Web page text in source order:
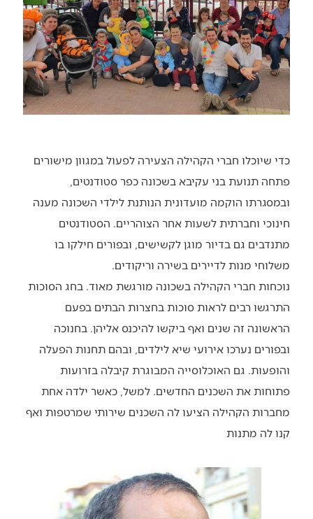
כדי שיוכלו חברי הקהילה הצעירה לפעול במגוון מישורים
פתחה תנועת בני עקיבא בשכונה כפר סטודנטים,
ובמסגרתו הוקמה מועדונית הנותנת לילדי השכונה מענה
חינוכי וחברתית לשעות אחר הצוהריים. הסטודנטים
מתנדבים גם בדיור מוגן לקשישים, ובפורים חילקו בו
משלוחי מנות לדיירים בשירה וריקודים.
נוכחות חברי הקהילה בשכונה מורגשת מאוד. בחג הסוכות
התרגשו רבים לראות סוכות בחצרות הבתים בפעם
הראשונה זה שנים ואף ביקשו להיכנס אליהן. בחנוכה
ובפורים נערכו אירועי שיא לילדים, ובהם תחנות הפעלה
והופעות. גם האוכלוסייה המבוגרת קיבלה בזרועות
פתוחות את השכנים החדשים. למשל, כאשר ילדה אחת
מחברות הקהילה הציעו לה השכנים שירותי שמרטפות ואף
קנו לה מתנות